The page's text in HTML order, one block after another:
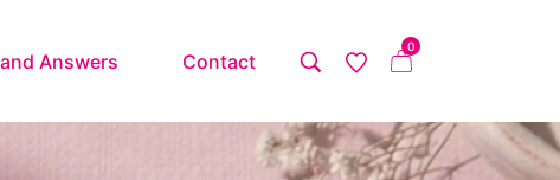
Answers Contact
0